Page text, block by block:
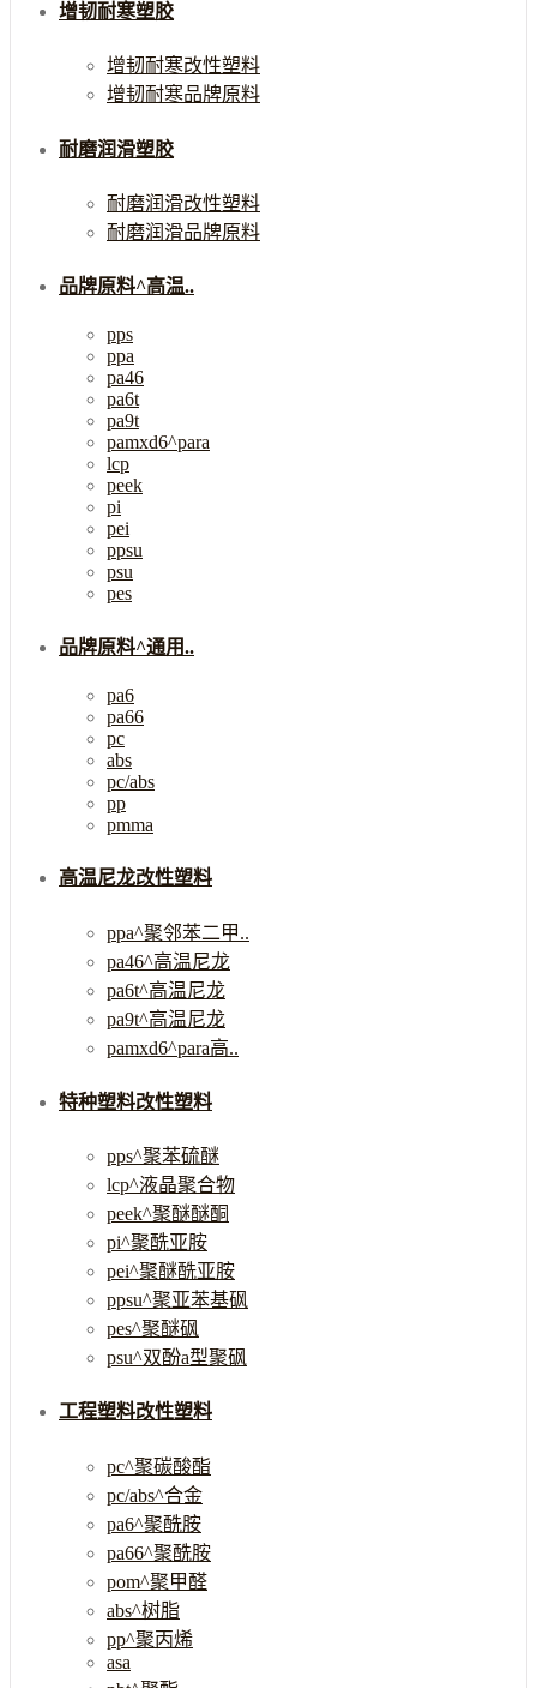
增韧耐寒塑胶
增韧耐寒改性塑料
增韧耐寒品牌原料
耐磨润滑塑胶
耐磨润滑改性塑料
耐磨润滑品牌原料
品牌原料^高温..
pps
ppa
pa46
pa6t
pa9t
pamxd6^para
lcp
peek
pi
pei
ppsu
psu
pes
品牌原料^通用..
pa6
pa66
pc
abs
pc/abs
pp
pmma
高温尼龙改性塑料
ppa^聚邻苯二甲..
pa46^高温尼龙
pa6t^高温尼龙
pa9t^高温尼龙
pamxd6^para高..
特种塑料改性塑料
pps^聚苯硫醚
lcp^液晶聚合物
peek^聚醚醚酮
pi^聚酰亚胺
pei^聚醚酰亚胺
ppsu^聚亚苯基砜
pes^聚醚砜
psu^双酚a型聚砜
工程塑料改性塑料
pc^聚碳酸酯
pc/abs^合金
pa6^聚酰胺
pa66^聚酰胺
pom^聚甲醛
abs^树脂
pp^聚丙烯
asa